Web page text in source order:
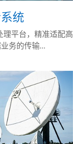
统
理平台，精准适配高
务的传输...